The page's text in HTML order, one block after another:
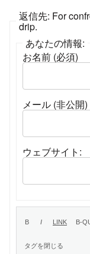
返信先: For
drip.
あなたの情報:
お名前 (必須)
メール (非公開
ウェブサイト: